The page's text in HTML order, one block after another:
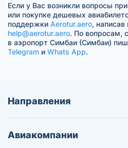
Если у Вас возникли вопросы
или покупке дешевых
поддержки Aerotur.aero, написав
help@aerotur.aero. По вопросам,
в аэропорт Симбаи (Симбаи)
Telegram и Whats App.
Направления
Авиакомпании